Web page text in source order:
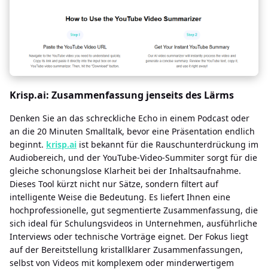
Krisp.ai: Zusammenfassung jenseits des Lärms
Denken Sie an das schreckliche Echo in einem Podcast oder
an die 20 Minuten Smalltalk, bevor eine Präsentation endlich
beginnt. krisp.ai ist bekannt für die Rauschunterdrückung im
Audiobereich, und der YouTube-Video-Summiter sorgt für die
gleiche schonungslose Klarheit bei der Inhaltsaufnahme.
Dieses Tool kürzt nicht nur Sätze, sondern filtert auf
intelligente Weise die Bedeutung. Es liefert Ihnen eine
hochprofessionelle, gut segmentierte Zusammenfassung, die
sich ideal für Schulungsvideos in Unternehmen, ausführliche
Interviews oder technische Vorträge eignet. Der Fokus liegt
auf der Bereitstellung kristallklarer Zusammenfassungen,
selbst von Videos mit komplexem oder minderwertigem